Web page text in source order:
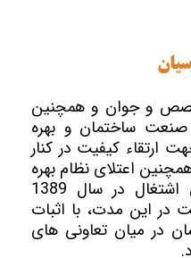
و جوان و همچنین
صنعت ساختمان و بهره
ارتقاء کیفیت در کنار
اعتلای نظام بهره
وری نیروی انسانی و افزایش اشتغال در سال 1389
در این مدت، با اثبات
در میان تعاونی های